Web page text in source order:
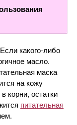
какого-либо
масло.
маска
на кожу
корни, остатки
питательная